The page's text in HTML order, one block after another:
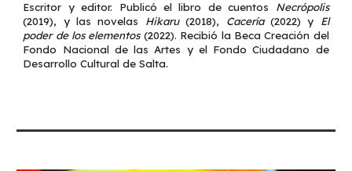
Escritor y editor. Publicó el libro de cuentos Necrópolis
(2019), y las novelas Hikaru(2018), Cacería (2022) y El
poder de los elementos (2022). Recibió la Beca Creación del
Fondo Nacional de las Artes y el Fondo Ciudadano de
Desarrollo Cultural de Salta.